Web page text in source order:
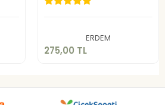
ERDEM
275,00 TL
275,00 TL